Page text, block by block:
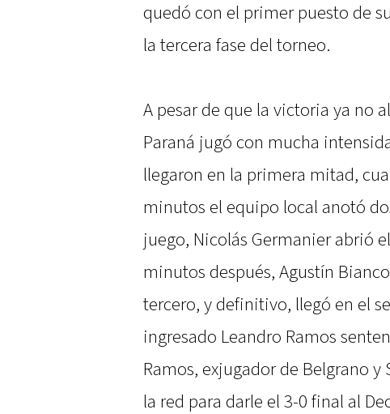
quedó con el primer puesto de
la tercera fase del torneo.
A pesar de que la victoria ya no
Paraná jugó con mucha
llegaron en la primera mitad,
minutos el equipo local anotó
juego, Nicolás Germanier abrió
minutos después, Agustín
tercero, y definitivo, llegó en el
ingresado Leandro Ramos
Ramos, exjugador de Belgrano
la red para darle el 3-0 final al